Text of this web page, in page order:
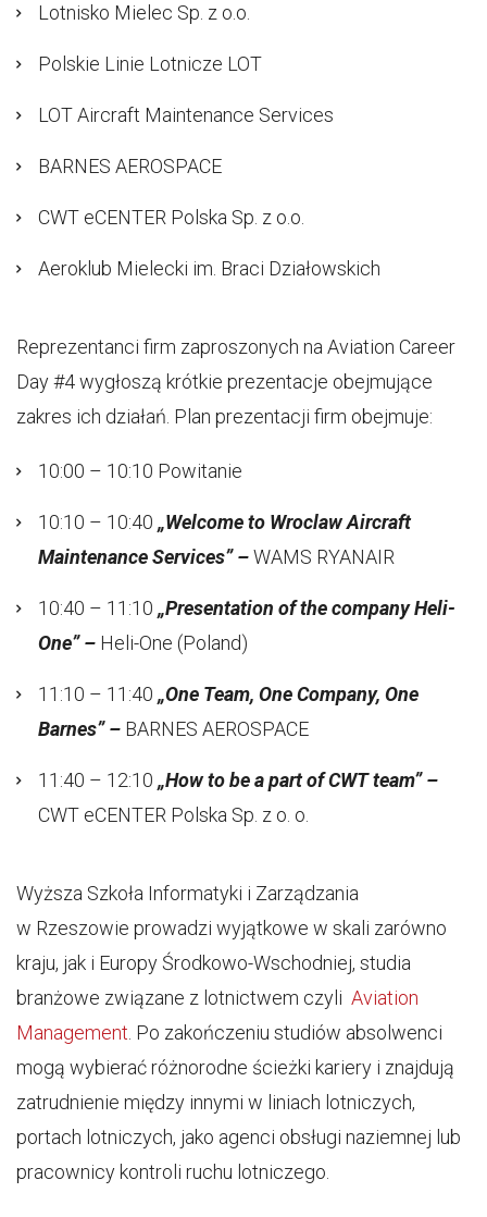
Lotnisko Mielec Sp. z o.o.
Polskie Linie Lotnicze LOT
LOT Aircraft Maintenance Services
BARNES AEROSPACE
CWT eCENTER Polska Sp. z o.o.
Aeroklub Mielecki im. Braci Działowskich
Reprezentanci firm zaproszonych na Aviation Career
Day #4 wygłoszą krótkie prezentacje obejmujące
zakres ich działań. Plan prezentacji firm obejmuje:
10:00 – 10:10 Powitanie
10:10 – 10:40 „Welcome to Wroclaw Aircraft
Maintenance Services”–WAMS RYANAIR
10:40 – 11:10 „Presentation of the company Heli-
One” – Heli-One (Poland)
11:10 – 11:40 „One Team, One Company, One
Barnes” – BARNES AEROSPACE
11:40 – 12:10 „How to be a part of CWT team” –
CWT eCENTER Polska Sp. z o. o.
Wyższa Szkoła Informatyki i Zarządzania
w Rzeszowie prowadzi wyjątkowe w skali zarówno
kraju, jak i Europy Środkowo-Wschodniej, studia
branżowe związane z lotnictwem czyli Aviation
Management . Po zakończeniu studiów absolwenci
mogą wybierać różnorodne ścieżki kariery i znajdują
zatrudnienie między innymi w liniach lotniczych,
portach lotniczych, jako agenci obsługi naziemnej lub
pracownicy kontroli ruchu lotniczego.